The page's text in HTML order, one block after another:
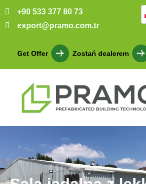
+90 533 377 80 73
export@pramo.com.tr
Get Offer Zostań dealerem